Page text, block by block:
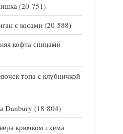
(20 751)
с косами (20 588)
кофта спицами
топа с клубничкой
Danbury (18 804)
крючком схема